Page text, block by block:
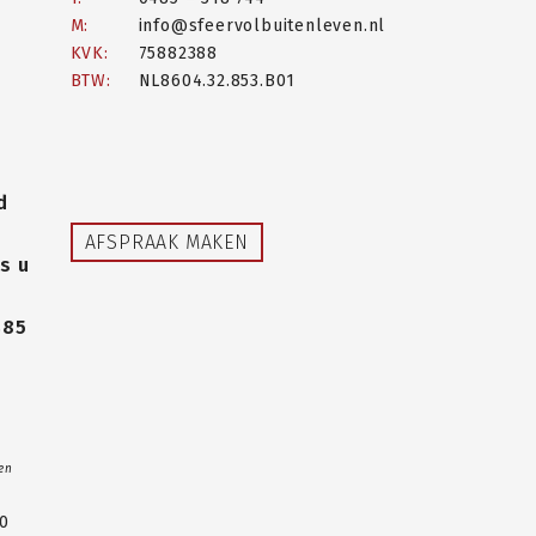
u
M:
info@sfeervolbuitenleven.nl
KVK:
75882388
BTW:
NL8604.32.853.B01
AFSPRAAK MAKEN